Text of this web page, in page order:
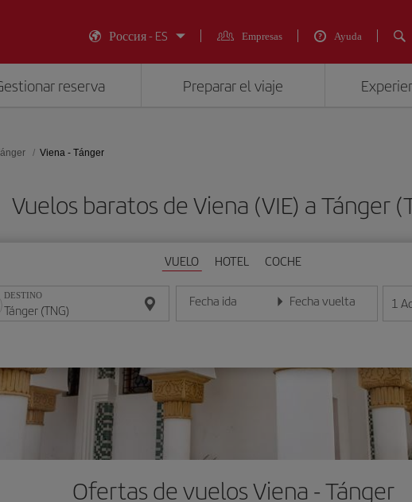
Россия - ES
Empresas Ayuda
reserva Preparar el viaje
Viena - Tánger
Vuelos baratos de Viena (VIE) a Tánger
VUELO HOTEL COCHE
DESTINO Fecha ida
Introduce la fecha en formato día/mes/año
Fecha vuelta
Introduce la fecha en formato
1
Ofertas de vuelos Viena - Tánger